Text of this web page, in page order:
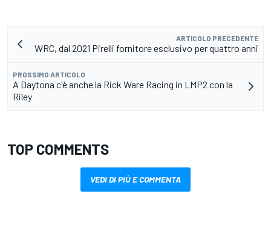
ARTICOLO PRECEDENTE
WRC, dal 2021 Pirelli fornitore esclusivo per quattro anni
PROSSIMO ARTICOLO
A Daytona c'è anche la Rick Ware Racing in LMP2 con la
Riley
TOP COMMENTS
VEDI DI PIÙ E COMMENTA